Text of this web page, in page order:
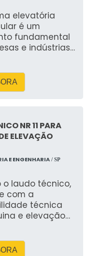
elevatória
é um
fundamental
e indústrias
NR 11 PARA
ELEVAÇÃO
E ENGENHARIA/ SP
o laudo técnico,
com a
técnica
e elevação
são ele: